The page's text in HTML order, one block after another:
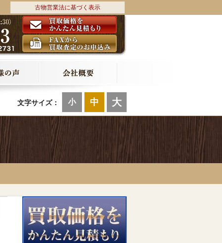
古物営業法に基づく表示
文字サイズ： 小 中 大